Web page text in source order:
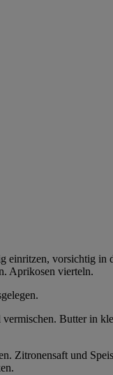
vorsichtig in
Aprikosen vierteln.
Butter in
Zitronensaft und